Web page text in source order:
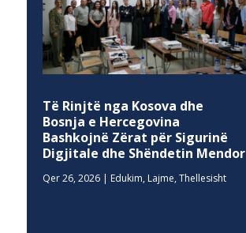
Të Rinjtë nga Kosova dhe
Bosnja e Hercegovina
Bashkojnë Zërat për Sigurinë
Digjitale dhe Shëndetin Mendor
Qer 26, 2026 | Edukim, Lajme,Thellesisht